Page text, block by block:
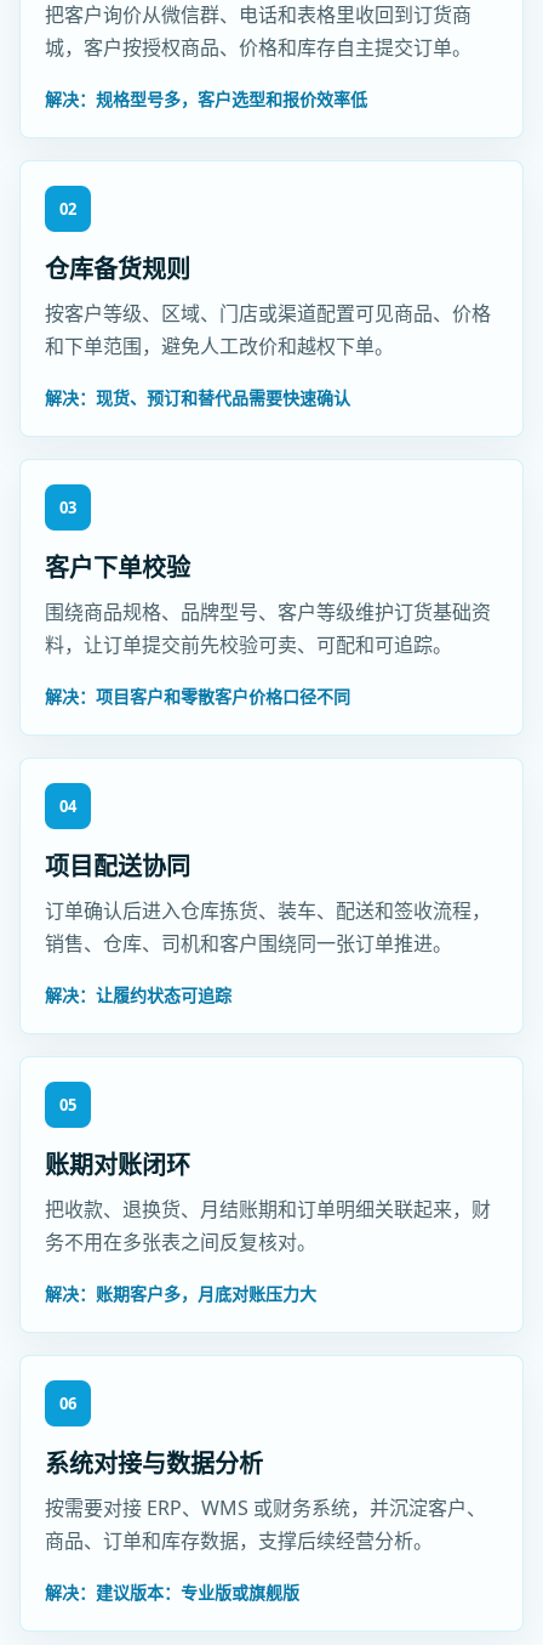
把客户询价从微信群、电话和表格里收回到订货商
城，客户按授权商品、价格和库存自主提交订单。
解决：规格型号多，客户选型和报价效率低
02
仓库备货规则
按客户等级、区域、门店或渠道配置可见商品、价格
和下单范围，避免人工改价和越权下单。
解决：现货、预订和替代品需要快速确认
03
客户下单校验
围绕商品规格、品牌型号、客户等级维护订货基础资
料，让订单提交前先校验可卖、可配和可追踪。
解决：项目客户和零散客户价格口径不同
04
项目配送协同
订单确认后进入仓库拣货、装车、配送和签收流程，
销售、仓库、司机和客户围绕同一张订单推进。
解决：让履约状态可追踪
05
账期对账闭环
把收款、退换货、月结账期和订单明细关联起来，财
务不用在多张表之间反复核对。
解决：账期客户多，月底对账压力大
06
系统对接与数据分析
按需要对接 ERP、WMS 或财务系统，并沉淀客户、
商品、订单和库存数据，支撑后续经营分析。
解决：建议版本：专业版或旗舰版